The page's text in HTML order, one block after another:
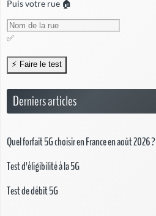
Puis votre rue 🏠
✅
Derniers articles
Quel forfait 5G choisir en France en août 2026 ?
Test d'éligibilité à la 5G
Test de débit 5G